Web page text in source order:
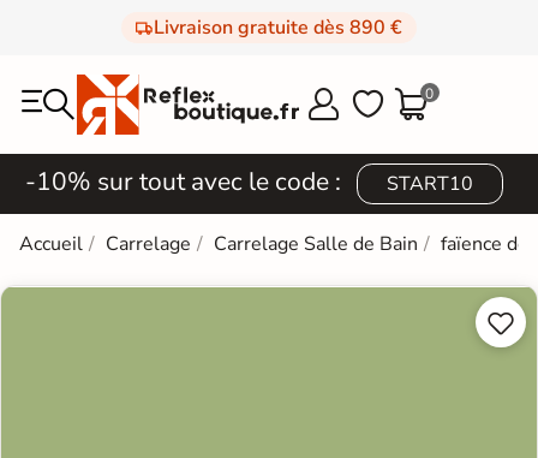
Livraison gratuite dès 890 €
  0
-10% sur tout avec le code : START10
Accueil Carrelage Carrelage Salle de Bain faïence

